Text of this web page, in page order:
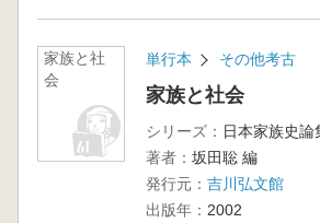
家族と社
会
単行本 その他考古
家族と社会
シリーズ： 日本家族史論
著者： 坂田聡 編
発行元： 吉川弘文館
出版年： 2002